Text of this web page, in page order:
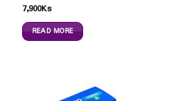
7,900Ks
READ MORE